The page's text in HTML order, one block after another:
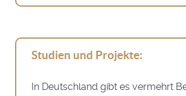
Studien und Projekte:
In Deutschland gibt es vermehrt